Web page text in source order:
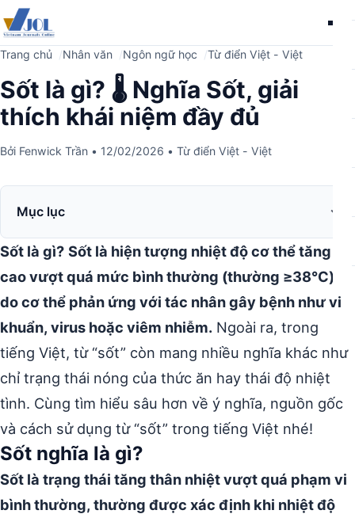
Trang chủ Nhân văn Ngôn ngữ học Từ điển Việt - Việt
Sốt là gì? 🌡️ Nghĩa Sốt, giải
thích khái niệm đầy đủ
Bởi Fenwick Trần • 12/02/2026 • Từ điển Việt - Việt
Mục lục
Sốt là gì? Sốt là hiện tượng nhiệt độ cơ thể tăng
cao vượt quá mức bình thường (thường ≥38°C),
do cơ thể phản ứng với tác nhân gây bệnh như vi
khuẩn, virus hoặc viêm nhiễm. Ngoài ra, trong
tiếng Việt, từ “sốt” còn mang nhiều nghĩa khác như
chỉ trạng thái nóng của thức ăn hay thái độ nhiệt
tình. Cùng tìm hiểu sâu hơn về ý nghĩa, nguồn gốc
và cách sử dụng từ “sốt” trong tiếng Việt nhé!
Sốt nghĩa là gì?
Sốt là trạng thái tăng thân nhiệt vượt quá phạm vi
bình thường, thường được xác định khi nhiệt độ